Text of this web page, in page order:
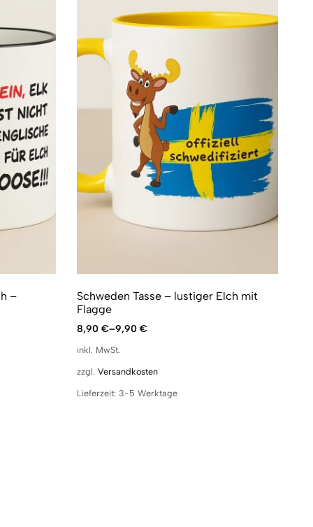
–
Schweden Tasse – lustiger Elch mit
Flagge
8,90 €–9,90 €
inkl. MwSt.
zzgl. Versandkosten
Lieferzeit: 3-5 Werktage